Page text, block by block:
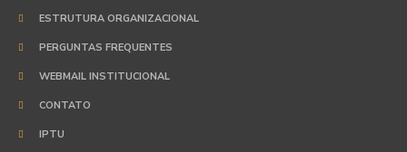
ESTRUTURA ORGANIZACIONAL
PERGUNTAS FREQUENTES
WEBMAIL INSTITUCIONAL
CONTATO
IPTU